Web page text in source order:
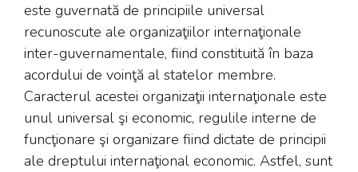
este guvernată de principiile universal
recunoscute ale organizaţiilor internaţionale
inter-guvernamentale, fiind constituită în baza
acordului de voinţă al statelor membre.
Caracterul acestei organizaţii internaţionale este
unul universal şi economic, regulile interne de
funcţionare şi organizare fiind dictate de principii
ale dreptului internaţional economic. Astfel, sunt